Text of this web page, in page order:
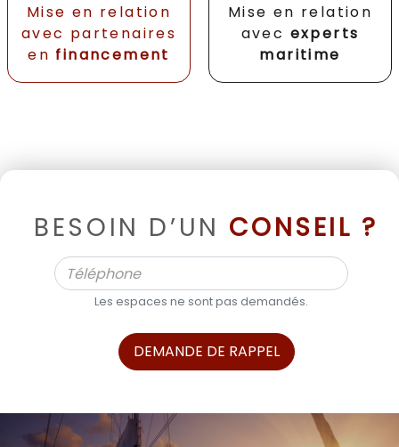
Mise en relation
avec partenaires
en financement
Mise en relation
avec experts
maritime
BESOIN D’UN CONSEIL ?
Les espaces ne sont pas demandés.
DEMANDE DE RAPPEL